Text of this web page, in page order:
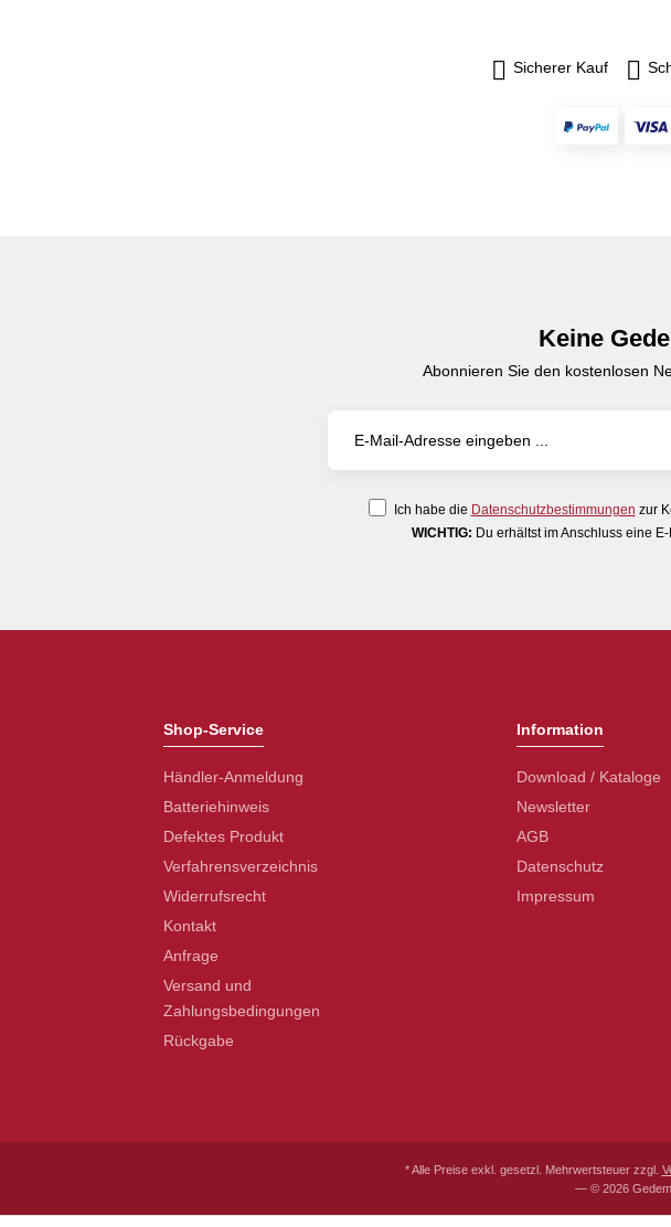
Sicherer Kauf
Keine
Abonnieren Sie den kostenlosen
Ich habe die Datenschutzbestimmungen zur
WICHTIG: Du erhältst im Anschluss eine
Shop-Service
Händler-Anmeldung
Batteriehinweis
Defektes Produkt
Verfahrensverzeichnis
Widerrufsrecht
Kontakt
Anfrage
Versand und
Zahlungsbedingungen
Rückgabe
Information
Download / Kataloge
Newsletter
AGB
Datenschutz
Impressum
* Alle Preise exkl. gesetzl. Mehrwertsteuer zzgl.
— © 2026